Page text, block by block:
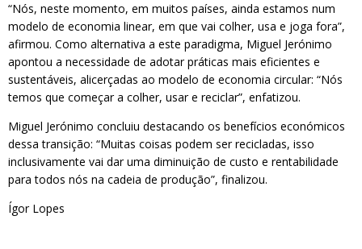
“Nós, neste momento, em muitos países, ainda estamos num
modelo de economia linear, em que vai colher, usa e joga fora”,
afirmou. Como alternativa a este paradigma, Miguel Jerónimo
apontou a necessidade de adotar práticas mais eficientes e
sustentáveis, alicerçadas ao modelo de economia circular: “Nós
temos que começar a colher, usar e reciclar”, enfatizou.
Miguel Jerónimo concluiu destacando os benefícios económicos
dessa transição: “Muitas coisas podem ser recicladas, isso
inclusivamente vai dar uma diminuição de custo e rentabilidade
para todos nós na cadeia de produção”, finalizou.
Ígor Lopes